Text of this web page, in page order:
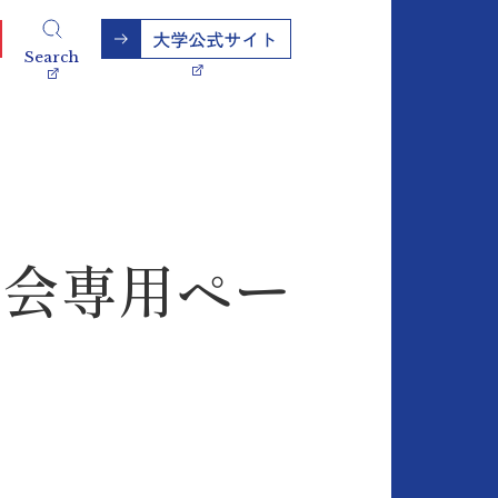
Search
専用ペー